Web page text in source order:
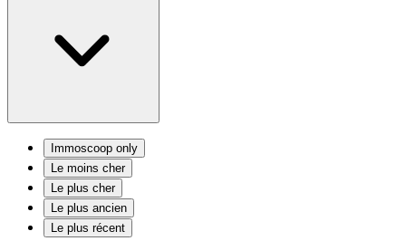
Immoscoop only
Le moins cher
Le plus cher
Le plus ancien
Le plus récent